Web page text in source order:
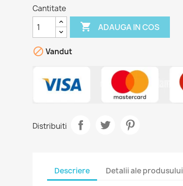
Cantitate
 ADAUGA IN COS
 Vandut
Distribuiti
Descriere Detalii ale produsului